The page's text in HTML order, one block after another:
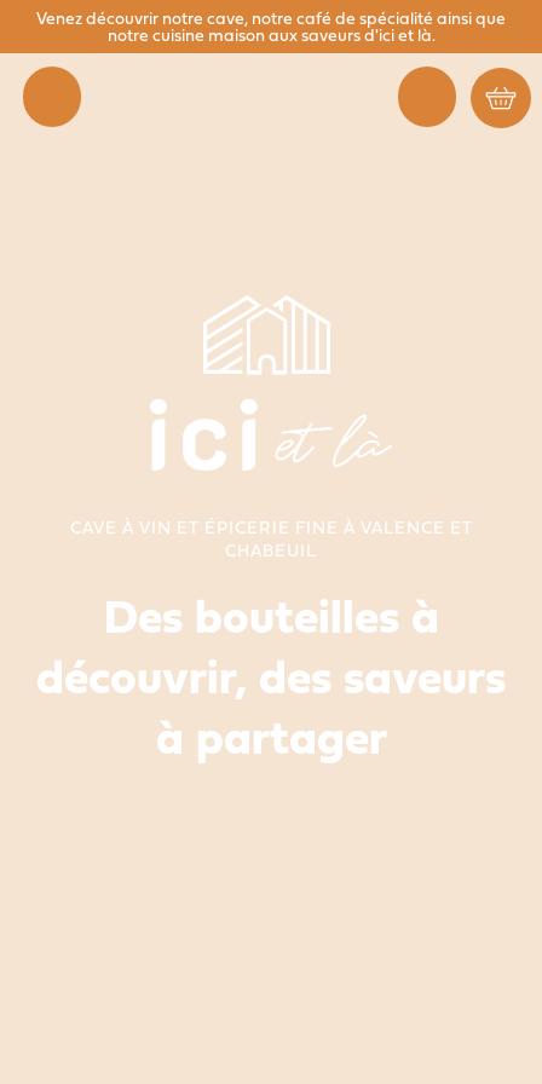
contenu
Venez découvrir notre cave, notre café de spécialité ainsi que
notre cuisine maison aux saveurs d'ici et là.
CAVE À VIN ET ÉPICERIE FINE À VALENCE ET
CHABEUIL
Des bouteilles à
découvrir, des saveurs
à partager